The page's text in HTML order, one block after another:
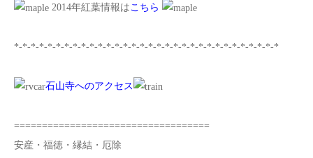
2014年紅葉情報は こちら
*-*-*-*-*-*-*-*-*-*-*-*-*-*-*-*-*-*-*-*-*-*-*-*-*-*-*-*-*-*-*-*
石山寺へのアクセス
===================================
安産・福徳・縁結・厄除